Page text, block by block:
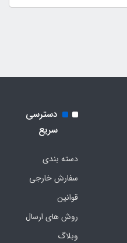
دسترسی
سریع
دسته بندی
سفارش خارجی
قوانین
روش های ارسال
وبلاگ